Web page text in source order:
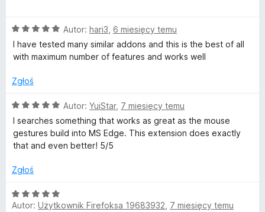
/
5
n
a
:
/
O
c
e
a
5
/
Autor: hari3 6 miesięcy temu
I have tested many similar addons and this is the best of all
with maximum number of features and works well
Zgłoś
O
c
e
n
:
/
5
Autor: YuiStar, 7 miesięcy temu
I searches something that works as great as the mouse
gestures build into MS Edge. This extension does exactly
that and even better! 5/5
Zgłoś
O
c
Autor: Użytkownik Firefoksa 19683932 7 miesięcy temu